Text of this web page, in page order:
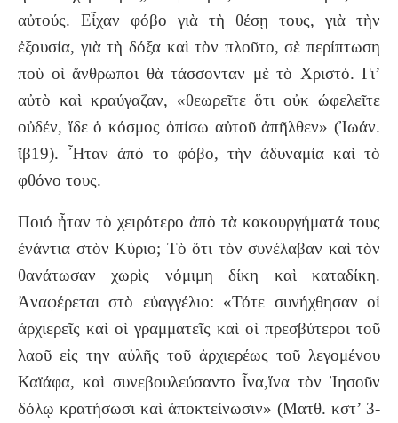
αὐτούς. Εἶχαν φόβο γιὰ τὴ θέσῃ τους, γιὰ τὴν
ἐξουσία, γιὰ τὴ δόξα καὶ τὸν πλοῦτο, σὲ περίπτωση
ποὺ οἱ ἄνθρωποι θὰ τάσσονταν μὲ τὸ Χριστό. Γι’
αὐτὸ καὶ κραύγαζαν, «θεωρεῖτε ὅτι οὐκ ώφελεῖτε
οὐδέν, ἴδε ὁ κόσμος ὀπίσω αὐτοῦ ἀπῆλθεν» (Ἰωάν.
ἴβ19). Ἦταν ἀπό το φόβο, τὴν ἀδυναμία καὶ τὸ
φθόνο τους.
Ποιό ἦταν τὸ χειρότερο ἀπὸ τὰ κακουργήματά τους
ἐνάντια στὸν Κύριο; Τὸ ὅτι τὸν συνέλαβαν καὶ τὸν
θανάτωσαν χωρὶς νόμιμη δίκη καὶ καταδίκη.
Ἀναφέρεται στὸ εὐαγγέλιο: «Τότε συνήχθησαν οἱ
ἀρχιερεῖς καὶ οἱ γραμματεῖς καὶ οἱ πρεσβύτεροι τοῦ
λαοῦ εἰς την αὐλῆς τοῦ ἀρχιερέως τοῦ λεγομένου
Καϊάφα, καὶ συνεβουλεύσαντο ἶνα,ἵνα τὸν Ἰησοῦν
δόλῳ κρατήσωσι καὶ ἀποκτείνωσιν» (Ματθ. κστ’ 3-